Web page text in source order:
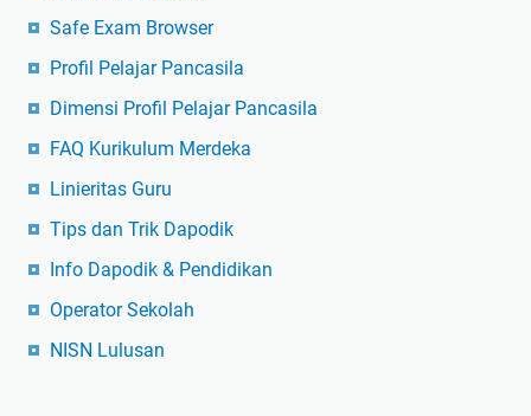
Safe Exam Browser
Profil Pelajar Pancasila
Dimensi Profil Pelajar Pancasila
FAQ Kurikulum Merdeka
Linieritas Guru
Tips dan Trik Dapodik
Info Dapodik & Pendidikan
Operator Sekolah
NISN Lulusan